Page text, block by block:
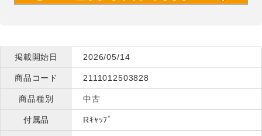
掲載開始日 2026/05/14
商品コード 2111012503828
商品種別 中古
付属品 Rｷｬｯﾌﾟ